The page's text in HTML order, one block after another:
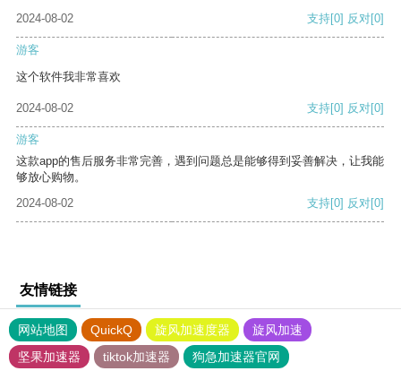
2024-08-02 支持[0] 反对[0]
游客
这个软件我非常喜欢
2024-08-02 支持[0] 反对[0]
游客
这款app的售后服务非常完善，遇到问题总是能够得到妥善解决，让我能
够放心购物。
2024-08-02
支持[0] 反对[0]
友情链接
网站地图 QuickQ 旋风加速度器
旋风加速
坚果加速器
tiktok加速器
狗急加速器官网